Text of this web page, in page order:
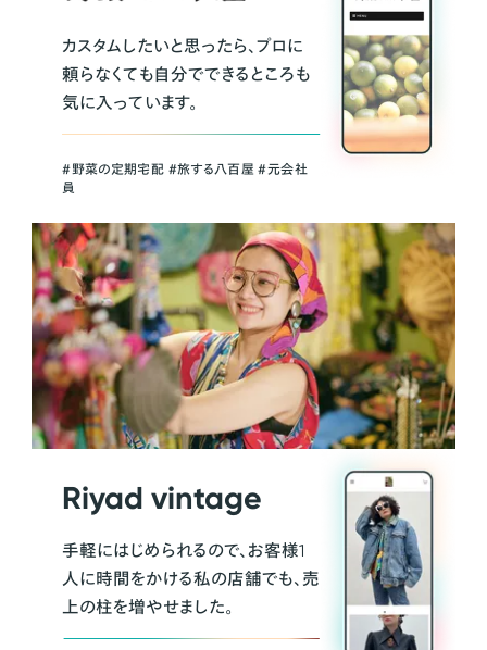
カスタムしたいと思ったら、プロに
頼らなくても自分でできるところも
気に入っています。
＃野菜の定期宅配 ＃旅する八百屋 ＃元会社
員
Riyad vintage
手軽にはじめられるので、お客様1
人に時間をかける私の店舗でも、売
上の柱を増やせました。